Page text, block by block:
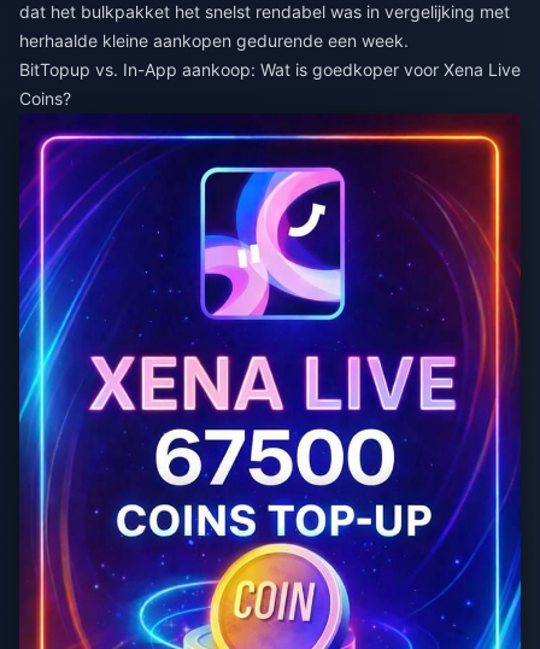
dat het bulkpakket het snelst rendabel was in vergelijking met
herhaalde kleine aankopen gedurende een week.
BitTopup vs. In-App aankoop: Wat is goedkoper voor Xena Live
Coins?